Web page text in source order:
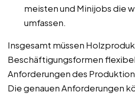
meisten und Minijobs die
umfassen.
Insgesamt müssen
Beschäftigungsformen
Anforderungen des
Die genauen Anforderungen